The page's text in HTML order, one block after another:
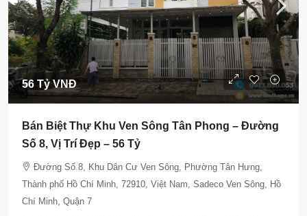
56 Tỷ VNĐ
Bán Biệt Thự Khu Ven Sông Tân Phong – Đường
Số 8, Vị Trí Đẹp – 56 Tỷ
Đường Số 8, Khu Dân Cư Ven Sông, Phường Tân Hưng,
Thành phố Hồ Chí Minh, 72910, Việt Nam, Sadeco Ven Sông, Hồ
Chí Minh, Quận 7